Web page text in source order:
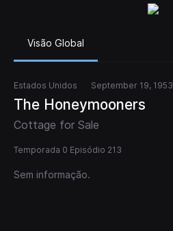
Visão Global
Estados Unidos September 19, 1953
The Honeymooners
Cottage for Sale
Temporada 0 Episódio 213
Sem informação.